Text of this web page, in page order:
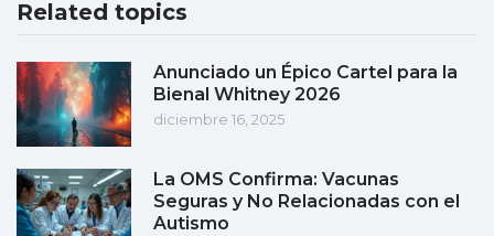
Related topics
Anunciado un Épico Cartel para la
Bienal Whitney 2026
diciembre 16, 2025
La OMS Confirma: Vacunas
Seguras y No Relacionadas con el
Autismo